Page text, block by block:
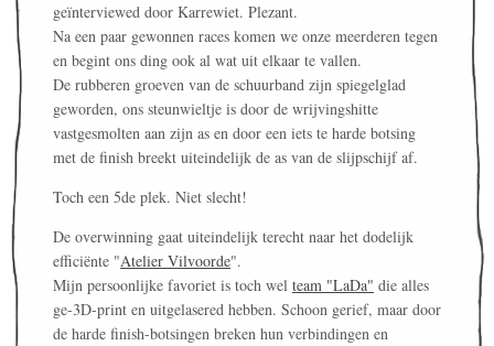
geïnterviewed door Karrewiet. Plezant.
Na een paar gewonnen races komen we onze meerderen tegen
en begint ons ding ook al wat uit elkaar te vallen.
De rubberen groeven van de schuurband zijn spiegelglad
geworden, ons steunwieltje is door de wrijvingshitte
vastgesmolten aan zijn as en door een iets te harde botsing
met de finish breekt uiteindelijk de as van de slijpschijf af.
Toch een 5de plek. Niet slecht!
De overwinning gaat uiteindelijk terecht naar het dodelijk
efficiënte "Atelier Vilvoorde".
Mijn persoonlijke favoriet is toch wel team "LaDa" die alles
ge-3D-print en uitgelasered hebben. Schoon gerief, maar door
de harde finish-botsingen breken hun verbindingen en